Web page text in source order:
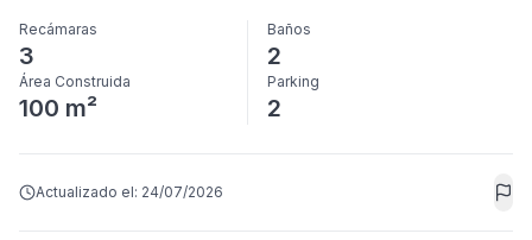
Recámaras
3
Baños
2
Área Construida
100 m²
Parking
2
Actualizado el: 24/07/2026